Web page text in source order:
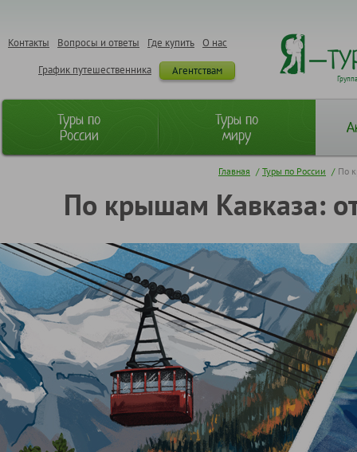
О нас
Где купить
Вопросы и ответы
Контакты
Агентствам
График путешественника
Туры по
России
Туры по
миру
Главная / Туры по России / По
По крышам Кавказа: